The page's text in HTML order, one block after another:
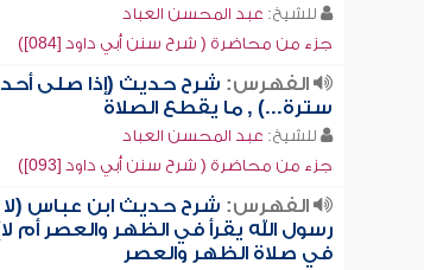
للشيخ: عبد المحسن العباد
جزء من محاضرة ( شرح سنن أبي داود [084])
الفهرس: شرح حديث (إذا صلى
سترة...) , ما يقطع الصلاة
للشيخ: عبد المحسن العباد
جزء من محاضرة ( شرح سنن أبي داود [093])
الفهرس: شرح حديث ابن عباس (لا
رسول الله يقرأ في الظهر والعصر أم
في صلاة الظهر والعصر